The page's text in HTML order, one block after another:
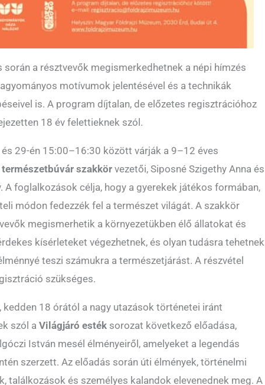
során a résztvevők megismerkedhetnek a népi hímzés
motívumok jelentésével és a technikák
is. A program díjtalan, de előzetes regisztrációhoz
18 év felettieknek szól.
és 29-én 15:00–16:30 között várják a 9–12 éves
természetbúvár szakkör vezetői, Siposné Szigethy Anna és
A foglalkozások célja, hogy a gyerekek játékos formában,
módon fedezzék fel a természet világát. A szakkör
megismerhetik a környezetükben élő állatokat és
kísérleteket végezhetnek, és olyan tudásra tehetnek
teszi számukra a természetjárást. A részvétel
szükséges.
kedden 18 órától a nagy utazások történetei iránt
szól a Világjáró esték sorozat következő előadása,
István mesél élményeiről, amelyeket a legendás
szerzett. Az előadás során úti élmények, történelmi
találkozások és személyes kalandok elevenednek meg. A